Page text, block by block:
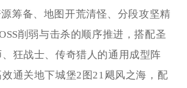
筹备、地图开荒清怪、分段攻坚精
削弱与击杀的顺序推进，搭配圣
狂战士、传奇猎人的通用成型阵
通关地下城堡2图21飓风之海，配